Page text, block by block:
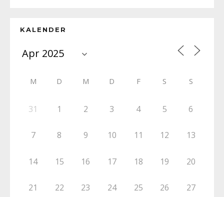
KALENDER
M D M D F S S
31 1 2 3 4 5 6
7 8 9 10 11 12 13
14 15 16 17 18 19 20
21 22 23 24 25 26 27